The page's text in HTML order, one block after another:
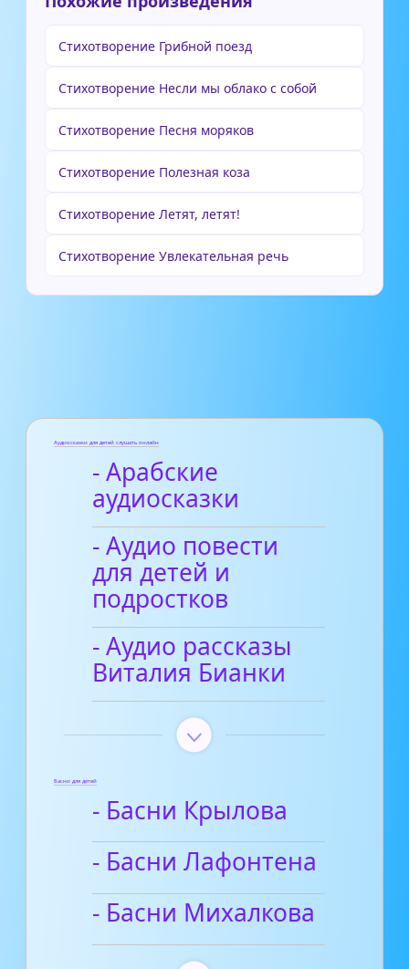
Стихотворение Грибной поезд
Стихотворение Несли мы облако с собой
Стихотворение Песня моряков
Стихотворение Полезная коза
Стихотворение Летят, летят!
Стихотворение Увлекательная речь
Аудиосказки для детей слушать онлайн
- Арабские
аудиосказки
- Аудио повести
для детей и
подростков
- Аудио рассказы
Виталия Бианки
Басни для детей
- Басни Крылова
- Басни Лафонтена
- Басни Михалкова